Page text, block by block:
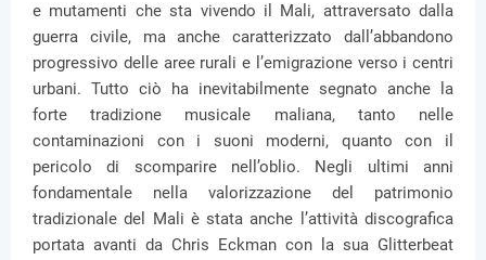
e mutamenti che sta vivendo il Mali, attraversato dalla
guerra civile, ma anche caratterizzato dall’abbandono
progressivo delle aree rurali e l’emigrazione verso i centri
urbani. Tutto ciò ha inevitabilmente segnato anche la
forte tradizione musicale maliana, tanto nelle
contaminazioni con i suoni moderni, quanto con il
pericolo di scomparire nell’oblio. Negli ultimi anni
fondamentale nella valorizzazione del patrimonio
tradizionale del Mali è stata anche l’attività discografica
portata avanti da Chris Eckman con la sua Glitterbeat